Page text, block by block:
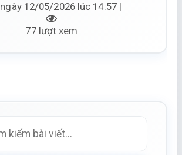
12/05/2026 lúc 14:57 |
77 lượt xem